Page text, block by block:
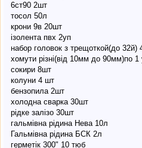
6ст90 2шт
тосол 50л
крони 9в 20шт
ізолента пвх 2уп
набор головок з трещоткой(до 32й)
хомути різні(від 10мм до 90мм)по 1
сокири 8шт
колуни 4 шт
бензопила 2шт
холодна сварка 30шт
рідке залізо 30шт
гальмівна рідина Нева 10л
Гальмівна рідина БСК 2л
герметік 300" 10 тюб